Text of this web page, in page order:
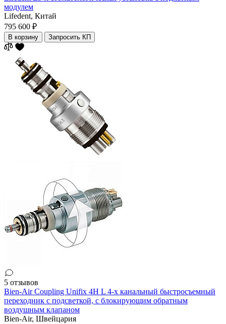
модулем
Lifedent, Китай
795 600 ₽
В корзину Запросить КП
5 отзывов
Bien-Air Coupling Unifix 4H L 4-х канальный быстросъемный
переходник с подсветкой, с блокирующим обратным
воздушным клапаном
Bien-Air, Швейцария